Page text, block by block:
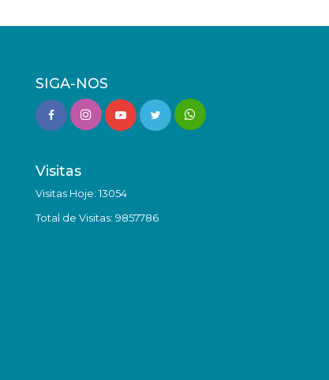
SIGA-NOS
Visitas
Visitas Hoje: 13054
Total de Visitas: 9857786